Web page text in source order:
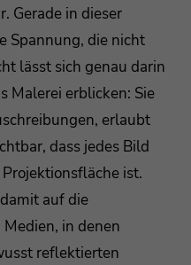
Gerade in dieser
Spannung, die nicht
lässt sich genau darin
Malerei erblicken: Sie
erlaubt
dass jedes Bild
ist.
auf die
in denen
reflektierten